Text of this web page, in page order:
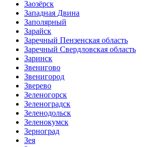
Заозёрск
Западная Двина
Заполярный
Зарайск
Заречный Пензенская область
Заречный Свердловская область
Заринск
Звенигово
Звенигород
Зверево
Зеленогорск
Зеленоградск
Зеленодольск
Зеленокумск
Зерноград
Зея